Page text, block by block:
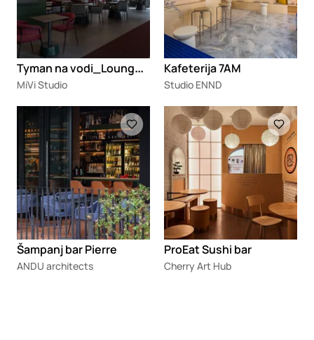
T
yman na vodi_Lounge & Bar
MiVi Studio
Kafeterija 7AM
Studio ENND
Loading
Šampanj bar Pierre
ANDU architects
Loading
ProEat Sushi bar
Cherry Art Hub